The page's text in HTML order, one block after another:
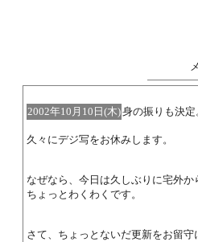
2002年10月10日(木)身の振りも決定
久々にデジ写をお休みします。
なぜなら、今日は久しぶりに宅外
ちょっとわくわくです。
さて、ちょっとないだ更新をお留守